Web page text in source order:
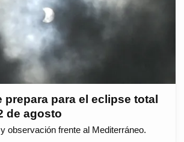
prepara para el eclipse total
de agosto
observación frente al Mediterráneo.